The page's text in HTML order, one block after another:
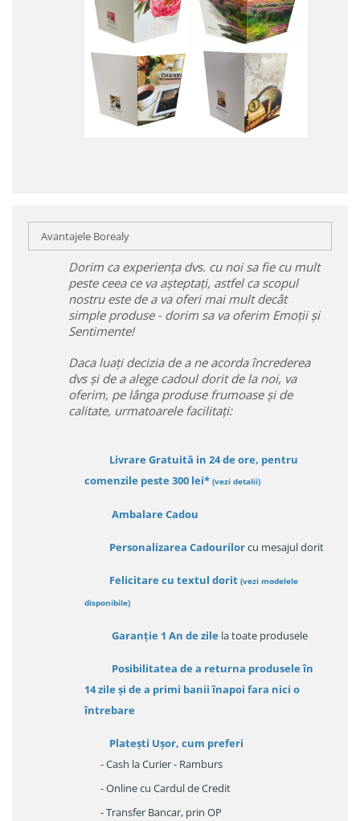
Avantajele Borealy
Dorim ca experiența dvs. cu noi sa fie cu mult
peste ceea ce va așteptați, astfel ca scopul
nostru este de a va oferi mai mult decât
simple produse - dorim sa va oferim Emoții și
Sentimente!
Daca luați decizia de a ne acorda încrederea
dvs și de a alege cadoul dorit de la noi, va
oferim, pe lânga produse frumoase și de
calitate, urmatoarele facilitați:
Livrare Gratuită in 24 de ore, pentru
comenzile peste 300 lei* (vezi detalii)
Ambalare Cadou
Personalizarea Cadourilorcu mesajul dorit
Felicitare cu textul dorit (vezi modelele
disponibile)
Garanție 1 An de zile la toate produsele
Posibilitatea de a returna produsele în
14 zileși de a primi banii înapoi fara nici o
întrebare
Platești Ușor, cum preferi
- Cash la Curier - Ramburs
- Online cu Cardul de Credit
- Transfer Bancar, prin OP